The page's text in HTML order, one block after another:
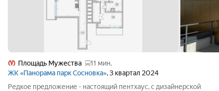
Площадь Мужества
11 мин.
ЖК «Панорама парк Сосновка», 3 квартал 2024
Редкое предложение - настоящий пентхаус, с дизайнерской